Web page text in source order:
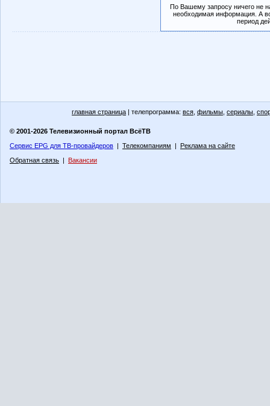
По Вашему запросу ничего не
необходимая информация. А
период
главная страница | телепрограмма: вся фильмы сериалы
© 2001-2026 Телевизионный портал ВсёТВ
Сервис EPG для ТВ-провайдеров | Телекомпаниям | Реклама на сайте
Обратная связь | Вакансии